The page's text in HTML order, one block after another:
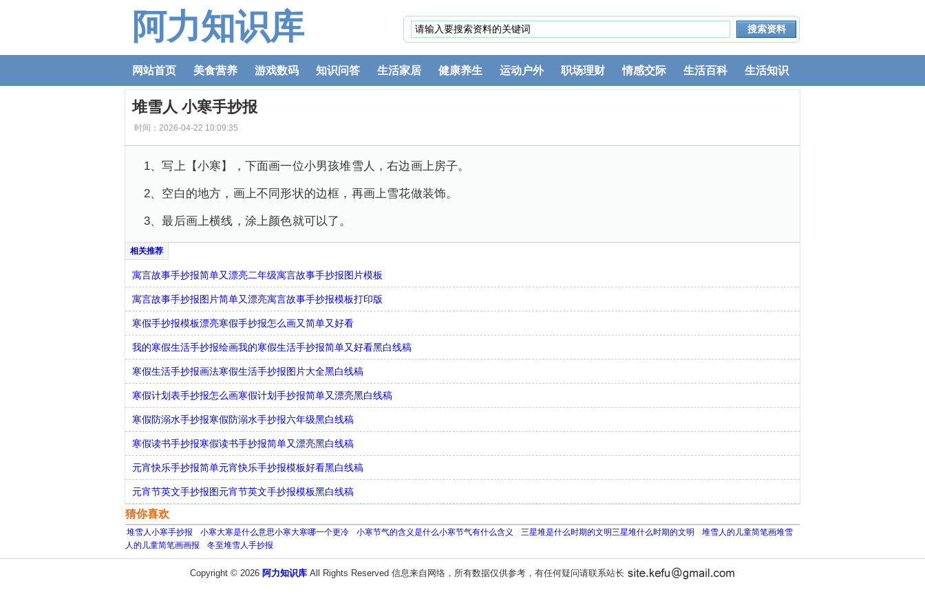
阿力知识库
网站首页 美食营养 游戏数码 知识问答 生活家居 健康养生 运动户外 职场理财 情感交际 生活百科 生活知识
堆雪人 小寒手抄报
时间：2026-04-22 10:09:35
1、写上【小寒】，下面画一位小男孩堆雪人，右边画上房子。
2、空白的地方，画上不同形状的边框，再画上雪花做装饰。
3、最后画上横线，涂上颜色就可以了。
寓言故事手抄报简单又漂亮二年级寓言故事手抄报图片模板
寓言故事手抄报图片简单又漂亮寓言故事手抄报模板打印版
寒假手抄报模板漂亮寒假手抄报怎么画又简单又好看
我的寒假生活手抄报绘画我的寒假生活手抄报简单又好看黑白线稿
寒假生活手抄报画法寒假生活手抄报图片大全黑白线稿
寒假计划表手抄报怎么画寒假计划手抄报简单又漂亮黑白线稿
寒假防溺水手抄报寒假防溺水手抄报六年级黑白线稿
寒假读书手抄报寒假读书手抄报简单又漂亮黑白线稿
元宵快乐手抄报简单元宵快乐手抄报模板好看黑白线稿
元宵节英文手抄报图元宵节英文手抄报模板黑白线稿
猜你喜欢
堆雪人小寒手抄报 小寒大寒是什么意思小寒大寒哪一个更冷 小寒节气的含义是什么小寒节气有什么含义 三星堆是什么时期的文明三星堆什么时期的文明
堆雪人的儿童简笔画堆雪
人的儿童简笔画画报
冬至堆雪人手抄报
Copyright © 2026 阿力知识库All Rights Reserved 信息来自网络，所有数据仅供参考，有任何疑问请联系站长